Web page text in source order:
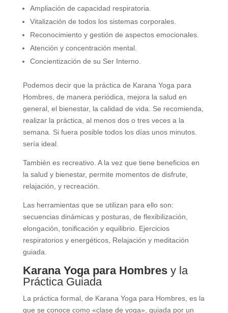
Ampliación de capacidad respiratoria.
Vitalización de todos los sistemas corporales.
Reconocimiento y gestión de aspectos emocionales.
Atención y concentración mental.
Concientización de su Ser Interno.
Podemos decir que la práctica de Karana Yoga para
Hombres, de manera periódica, mejora la salud en
general, el bienestar, la calidad de vida. Se recomienda,
realizar la práctica, al menos dos o tres veces a la
semana. Si fuera posible todos los días unos minutos.
sería ideal.
También es recreativo. A la vez que tiene beneficios en
la salud y bienestar, permite momentos de disfrute,
relajación, y recreación.
Las herramientas que se utilizan para ello son:
secuencias dinámicas y posturas, de flexibilización,
elongación, tonificación y equilibrio. Ejercicios
respiratorios y energéticos, Relajación y meditación
guiada.
Karana Yoga para Hombresy la
Práctica Guiada
La práctica formal, de Karana Yoga para Hombres, es la
que se conoce como «clase de yoga», guiada por un